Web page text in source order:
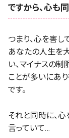
ですから、心も
つまり、心を害し
あなたの人生を
い、マイナスの制
ことが多いにあ
です。
それと同時に、
言っていて…